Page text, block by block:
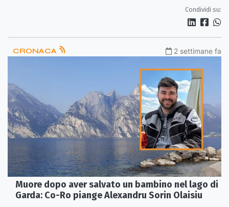
Condividi su:
CRONACA 2 settimane fa
Muore dopo aver salvato un bambino nel lago di
Garda: Co-Ro piange Alexandru Sorin Olaisiu